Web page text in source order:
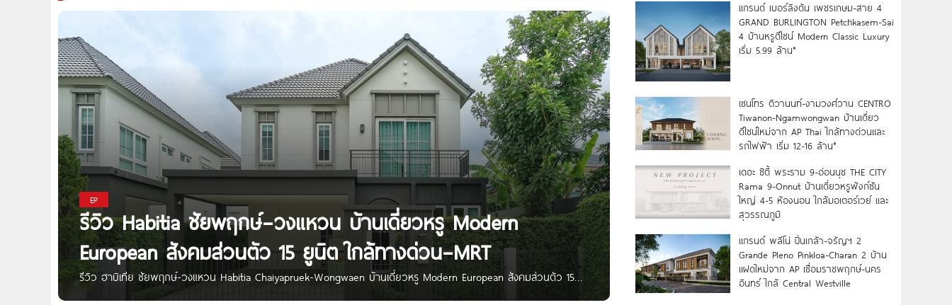
EP
รีวิว Habitia ชัยพฤกษ์–วงแหวน บ้านเดี่ยวหรู Modern
European สังคมส่วนตัว 15 ยูนิต ใกล้ทางด่วน–MRT
รีวิว ฮาบิเทีย ชัยพฤกษ์-วงแหวน Habitia Chaiyapruek-Wongwaen บ้านเดี่ยวหรู Modern European สังคมส่วนตัว 15
ยูนิต ใกล้ทางด่วน–MRT เริ่ม 5.59 ล้าน* Written by : Nan Kanyaratthp สวัสดีเพื่อน ๆ Homenayoo ทุกคนค่ะ วันนี้เราจะ
แกรนด์ เบอร์ลิงตัน เพชรเกษม-สาย 4
GRAND BURLINGTON Petchkasem-Sai
4 บ้านหรูดีไซน์ Modern Classic Luxury
เริ่ม 5.99 ล้าน*
เซนโทร ติวานนท์-งามวงศ์วาน CENTRO
Tiwanon-Ngamwongwan บ้านเดี่ยว
ดีไซน์ใหม่จาก AP Thai ใกล้ทางด่วนและ
รถไฟฟ้า เริ่ม 12-16 ล้าน*
เดอะ ซิตี้ พระราม 9-อ่อนนุช THE CITY
Rama 9-Onnut บ้านเดี่ยวหรูฟังก์ชัน
ใหญ่ 4-5 ห้องนอน ใกล้มอเตอร์เวย์ และ
สุวรรณภูมิ
แกรนด์ พลีโน่ ปิ่นเกล้า-จรัญฯ 2
Grande Pleno Pinkloa-Charan 2 บ้าน
แฝดใหม่จาก AP เชื่อมราชพฤกษ์-นคร
อินทร์ ใกล้ Central Westville